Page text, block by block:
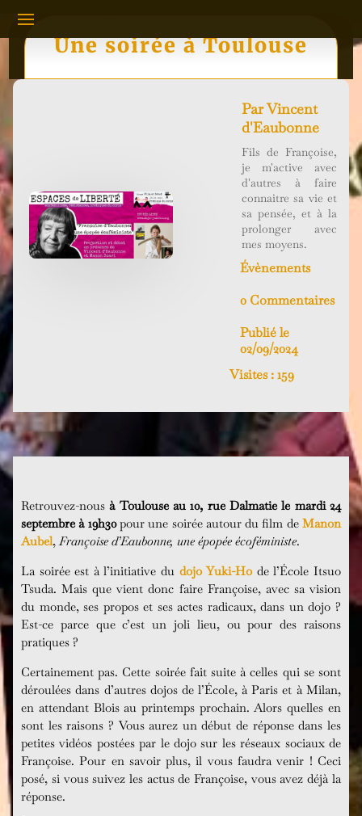
Une soirée à Toulouse
ParVincent
d'Eaubonne
Fils de Françoise,
je m'active avec
d'autres à faire
connaitre sa vie et
sa pensée, et à la
prolonger avec
mes moyens.
Évènements
0 Commentaires
Publié le
02/09/2024
Visites : 159
Retrouvez-nousà Toulouse au 10, rue Dalmatie le mardi 24
septembre à 19h30pour une soirée autour du film de Manon
Aubel,Françoise d’Eaubonne, une épopée écoféministe.
La soirée est à l’initiative du dojo Yuki-Hode l’École Itsuo
Tsuda. Mais que vient donc faire Françoise, avec sa vision
du monde, ses propos et ses actes radicaux, dans un dojo ?
Est-ce parce que c’est un joli lieu, ou pour des raisons
pratiques ?
Certainement pas. Cette soirée fait suite à celles qui se sont
déroulées dans d’autres dojos de l’École, à Paris et à Milan,
en attendant Blois au printemps prochain. Alors quelles en
sont les raisons ? Vous aurez un début de réponse dans les
petites vidéos postées par le dojo sur les réseaux sociaux de
Françoise. Pour en savoir plus, il vous faudra venir ! Ceci
posé, si vous suivez les actus de Françoise, vous avez déjà la
réponse.